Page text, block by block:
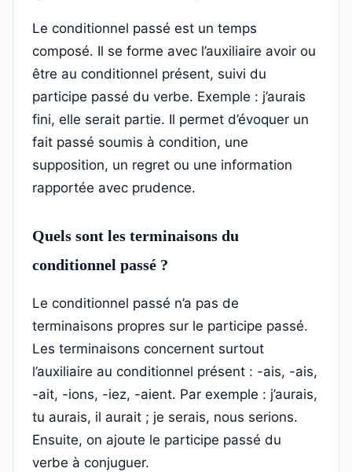
Le conditionnel passé est un temps
composé. Il se forme avec l’auxiliaire avoir ou
être au conditionnel présent, suivi du
participe passé du verbe. Exemple : j’aurais
fini, elle serait partie. Il permet d’évoquer un
fait passé soumis à condition, une
supposition, un regret ou une information
rapportée avec prudence.
Quels sont les terminaisons du
conditionnel passé ?
Le conditionnel passé n’a pas de
terminaisons propres sur le participe passé.
Les terminaisons concernent surtout
l’auxiliaire au conditionnel présent : -ais, -ais,
-ait, -ions, -iez, -aient. Par exemple : j’aurais,
tu aurais, il aurait ; je serais, nous serions.
Ensuite, on ajoute le participe passé du
verbe à conjuguer.